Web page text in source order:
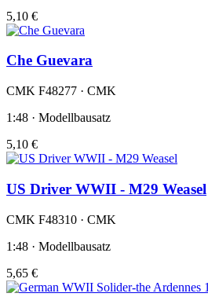
5,10 €
Che Guevara
CMK F48277 · CMK
1:48 · Modellbausatz
5,10 €
US Driver WWII - M29 Weasel
CMK F48310 · CMK
1:48 · Modellbausatz
5,65 €